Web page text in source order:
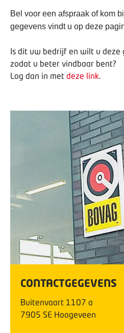
Bel voor een afspraak of kom
gegevens vindt u op deze
Is dit uw bedrijf en wilt u deze
zodat u beter vindbaar bent?
Log dan in met deze link.
CONTACTGEGEVENS
Buitenvaart 1107 a
7905 SE Hoogeveen